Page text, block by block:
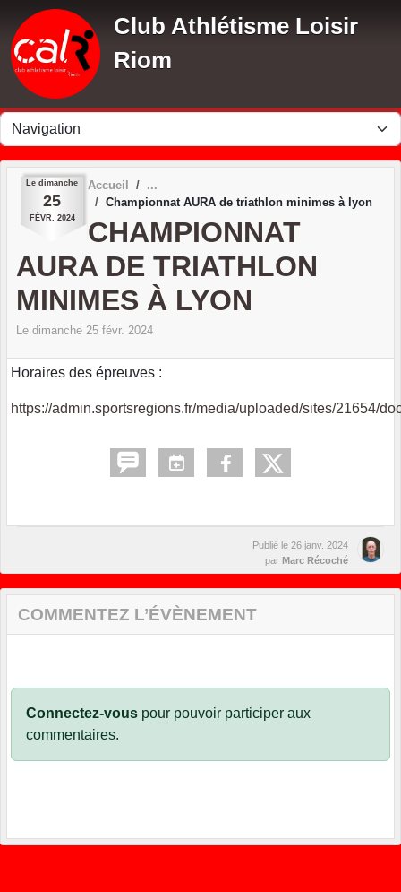
Club Athlétisme Loisir
Riom
Le dimanche
25
FÉVR. 2024
Accueil
Championnat AURA de triathlon minimes à lyon
CHAMPIONNAT
AURA DE TRIATHLON
MINIMES À LYON
Le dimanche 25 févr. 2024
Horaires des épreuves :
https://admin.sportsregions.fr/media/uploaded/sites/21654/
Publié le 26 janv. 2024
par Marc Récoché
COMMENTEZ L’ÉVÈNEMENT
Connectez-vous pour pouvoir participer aux
commentaires.
Panneau de gestion des cookies